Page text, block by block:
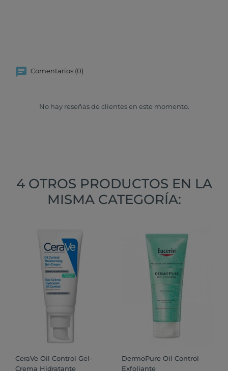
Comentarios (0)
No hay reseñas de clientes en este momento.
4 OTROS PRODUCTOS EN LA
MISMA CATEGORÍA:
CeraVe Oil Control Gel-
Crema Hidratante
DermoPure Oil Control
Exfoliante